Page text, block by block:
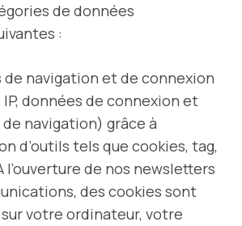
de données
:
de navigation et de connexion
données de connexion et
navigation) grâce à
d’outils tels que cookies, tag,
l’ouverture de nos newsletters
des cookies sont
votre ordinateur, votre